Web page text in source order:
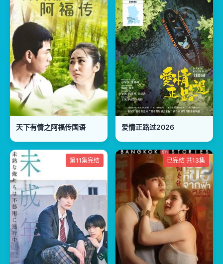
天下有情之阿福传国语 爱情正路过2026
第11集完结 已完结 共13集